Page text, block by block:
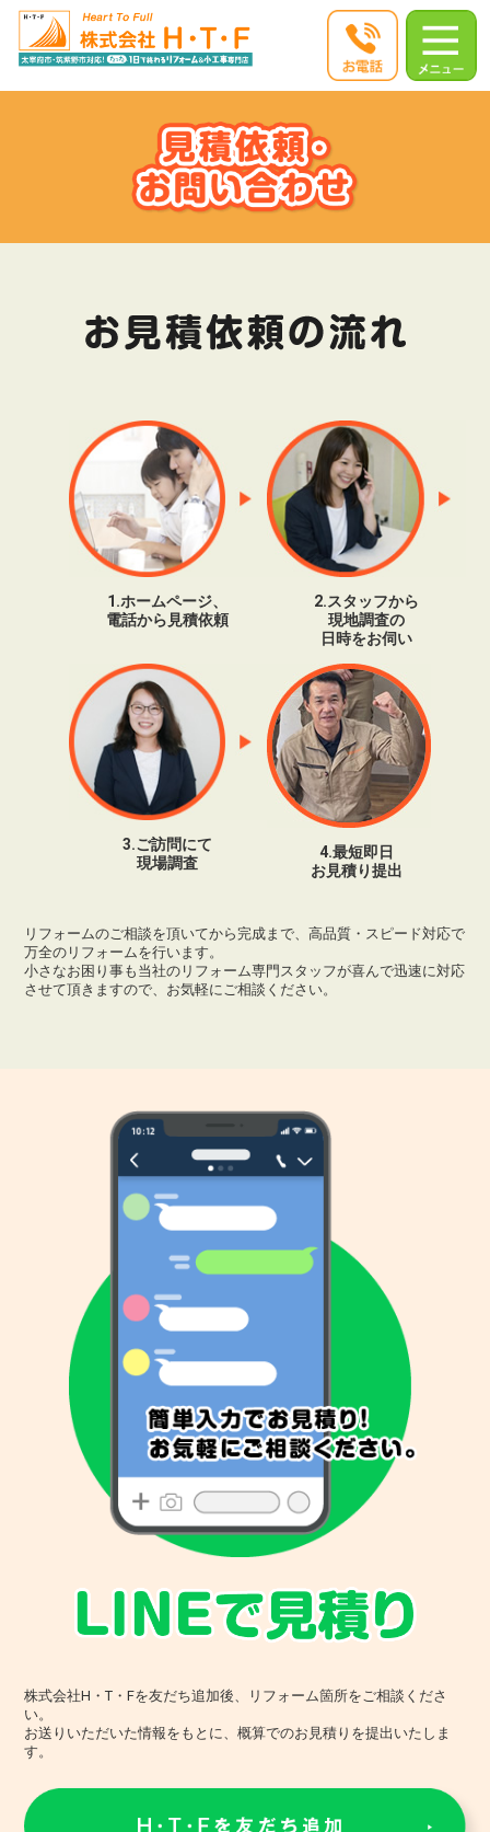
1.ホームページ、
電話から見積依頼
2.スタッフから
現地調査の
日時をお伺い
3.ご訪問にて
現場調査
4.最短即日
お見積り提出
リフォームのご相談を頂いてから完成まで、高品質・スピード対応で
万全のリフォームを行います。
小さなお困り事も当社のリフォーム専門スタッフが喜んで迅速に対応
させて頂きますので、お気軽にご相談ください。
株式会社H・T・Fを友だち追加後、リフォーム箇所をご相談くださ
い。
お送りいただいた情報をもとに、概算でのお見積りを提出いたしま
す。